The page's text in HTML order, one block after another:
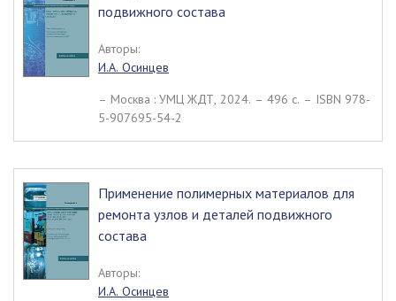
подвижного состава
Авторы:
И.А. Осинцев
– Москва : УМЦ ЖДТ, 2024. – 496 c. – ISBN 978-
5-907695-54-2
Применение полимерных материалов для
ремонта узлов и деталей подвижного
состава
Авторы:
И.А. Осинцев